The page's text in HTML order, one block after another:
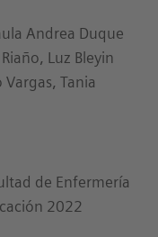
Andrea Duque
Luz Bleyin
Tania
de Enfermería
2022